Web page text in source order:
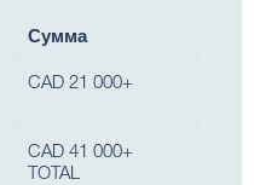
Сумма
CAD 21 000+
CAD 41 000+
TOTAL